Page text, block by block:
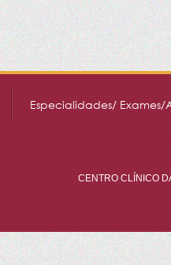
Especialidades/ Exames/
CENTRO CLÍNICO